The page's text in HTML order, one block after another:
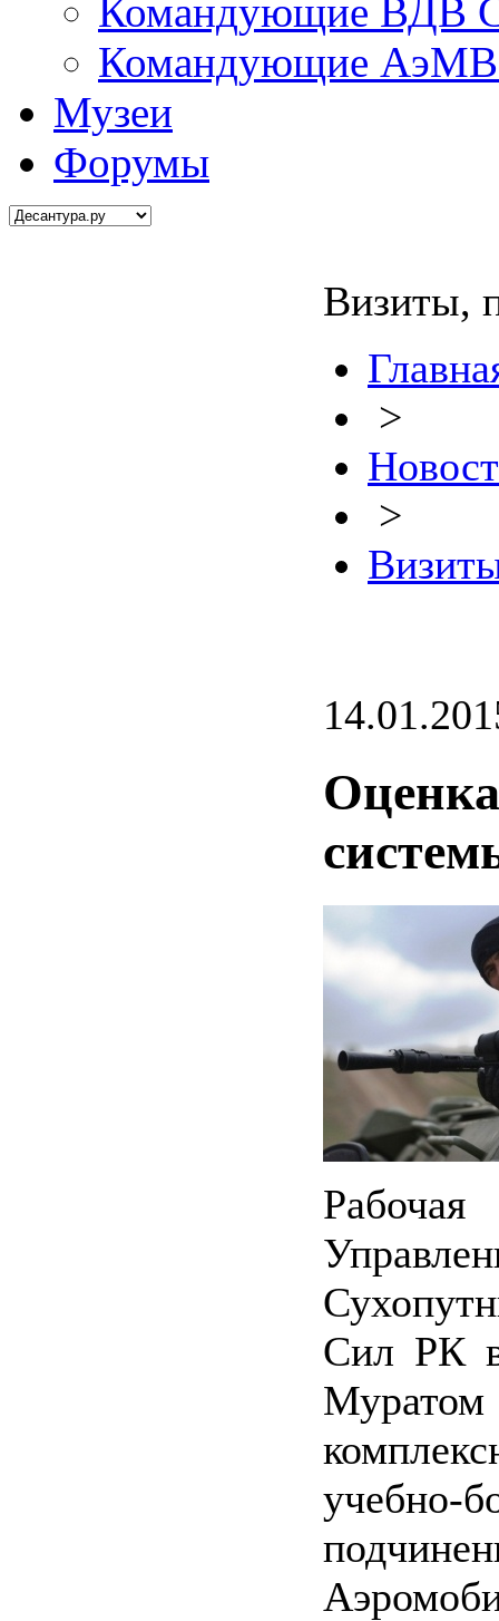
Командующие ВДВ
Командующие АэМВ
Музеи
Форумы
Визиты,
>
>
Сил РК
Муратом